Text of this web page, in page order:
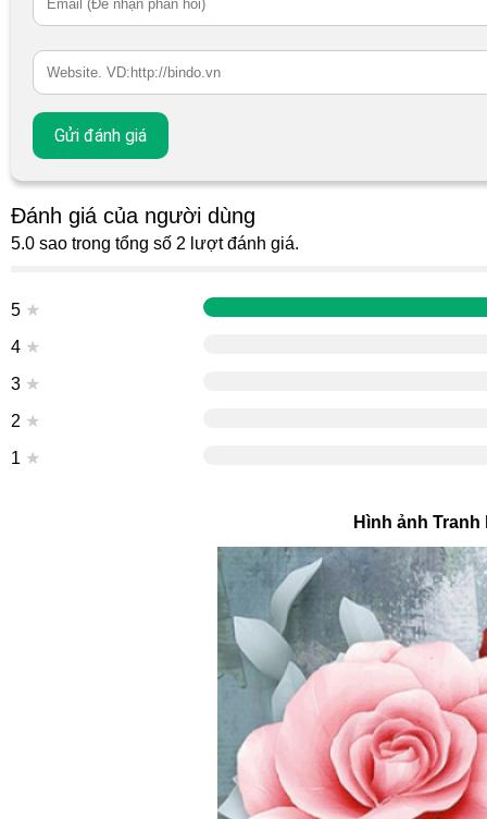
Đánh giá của người dùng
5.0 sao trong tổng số 2 lượt đánh giá.
5 ★
4 ★
3 ★
2 ★
1 ★
Hình ảnh